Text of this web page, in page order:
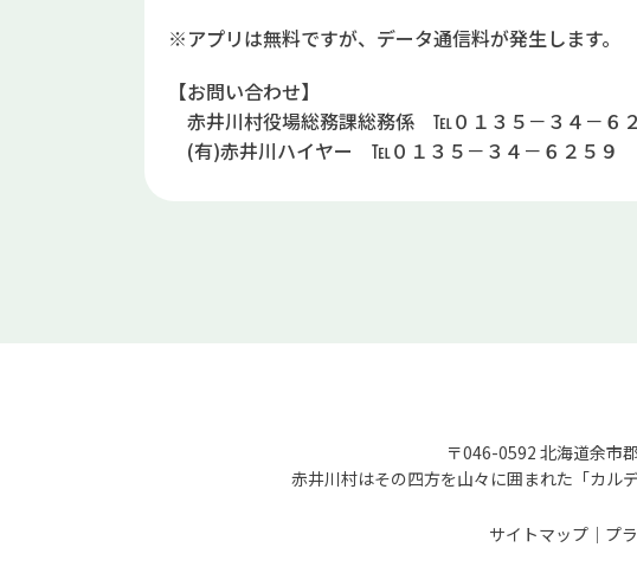
※アプリは無料ですが、データ通信料が発生します。
【お問い合わせ】
赤井川村役場総務課総務係 ℡０１３５－３４－６
(有)赤井川ハイヤー ℡０１３５－３４－６２５９
〒046-0592 北海道余
赤井川村はその四方を山々に囲まれた「カル
サイトマップ プ